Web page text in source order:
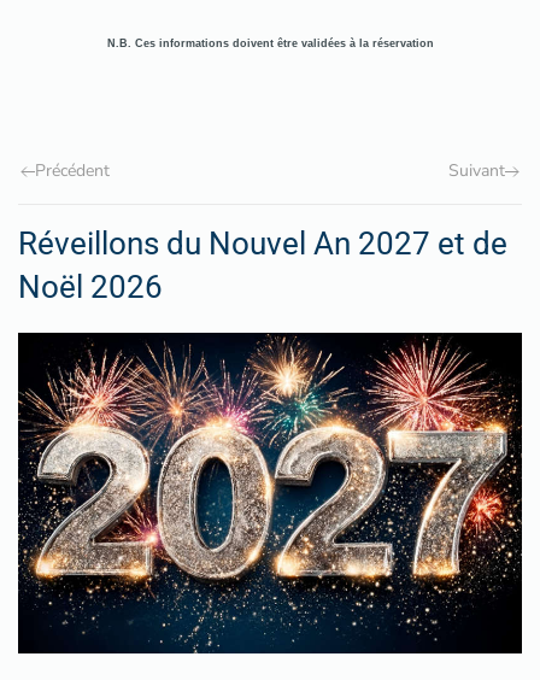
N.B. Ces informations doivent être validées à la réservation
Précédent Suivant
Réveillons du Nouvel An 2027 et de
Noël 2026